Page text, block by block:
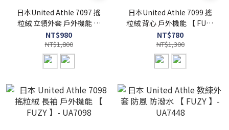
日本United Athle 7097 搖
粒絨 立領外套 戶外機能 【
FUZY 】- UA7097
NT$980
NT$1,800
日本United Athle 7099 搖
粒絨 背心 戶外機能 【 FUZY
】- UA7099
NT$780
NT$1,300